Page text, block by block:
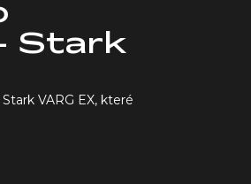
Stark
VARG EX, které